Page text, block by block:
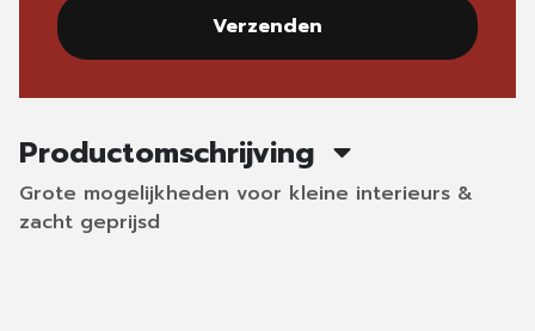
Verzenden
Productomschrijving
Grote mogelijkheden voor kleine interieurs &
zacht geprijsd